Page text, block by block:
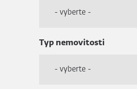
- vyberte -
Typ nemovitosti
- vyberte -